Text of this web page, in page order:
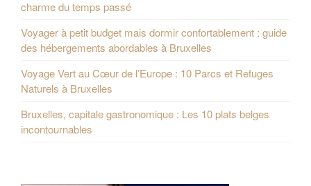
charme du temps passé
Voyager à petit budget mais dormir confortablement : guide
des hébergements abordables à Bruxelles
Voyage Vert au Cœur de l’Europe : 10 Parcs et Refuges
Naturels à Bruxelles
Bruxelles, capitale gastronomique : Les 10 plats belges
incontournables